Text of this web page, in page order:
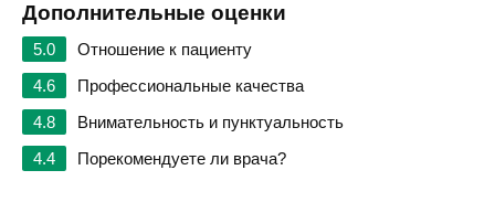
Дополнительные оценки
5.0
Отношение к пациенту
4.6
Профессиональные качества
4.8
Внимательность и пунктуальность
4.4
Порекомендуете ли врача?